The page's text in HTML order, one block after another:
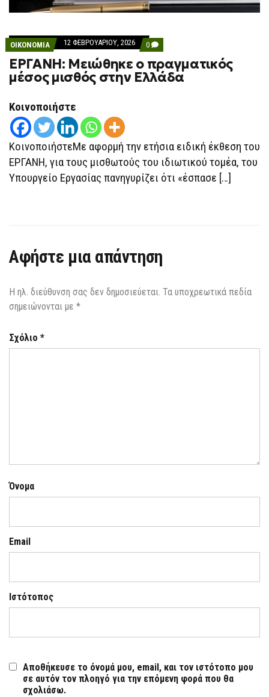
ΟΙΚΟΝΟΜΙΑ 12 ΦΕΒΡΟΥΑΡΊΟΥ, 2026 0 COMMENTS
ON
ΕΡΓΑΝΗ:
ΜΕΙΏΘΗΚΕ
Ο
ΕΡΓΑΝΗ: Μειώθηκε ο πραγματικός
μέσος μισθός στην Ελλάδα
Κοινοποιήστε
ΚοινοποιήστεΜε αφορμή την ετήσια ειδική έκθεση του
ΕΡΓΑΝΗ, για τους μισθωτούς του ιδιωτικού τομέα, του
Υπουργείο Εργασίας πανηγυρίζει ότι «έσπασε […]
Αφήστε μια απάντηση
Η ηλ. διεύθυνση σας δεν δημοσιεύεται. Τα υποχρεωτικά πεδία
σημειώνονται με *
Σχόλιο *
Όνομα
Email
Ιστότοπος
Αποθήκευσε το όνομά μου, email, και τον ιστότοπο μου
σε αυτόν τον πλοηγό για την επόμενη φορά που θα
σχολιάσω.